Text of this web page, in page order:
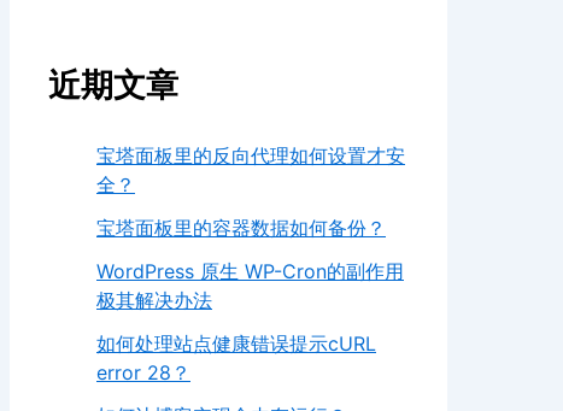
近期文章
宝塔面板里的反向代理如何设置才安
全？
宝塔面板里的容器数据如何备份？
WordPress 原生 WP-Cron的副作用
极其解决办法
如何处理站点健康错误提示cURL
error 28？